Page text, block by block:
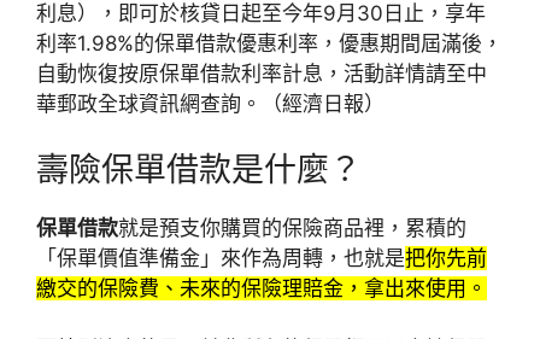
利息），即可於核貸日起至今年9月30日止，享年
利率1.98%的保單借款優惠利率，優惠期間屆滿後，
自動恢復按原保單借款利率計息，活動詳情請至中
華郵政全球資訊網查詢。（經濟日報）
壽險保單借款是什麼？
保單借款就是預支你購買的保險商品裡，累積的
「保單價值準備金」來作為周轉，也就是把你先前
繳交的保險費、未來的保險理賠金，拿出來使用。